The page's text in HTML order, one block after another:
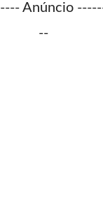
Anúncio
--